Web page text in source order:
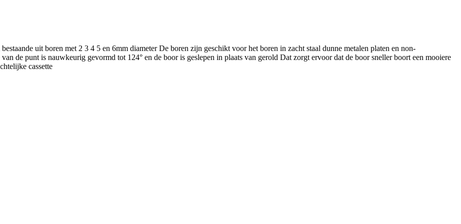
uit boren met 2 3 4 5 en 6mm diameter De boren zijn geschikt voor het boren in zacht staal dunne metalen platen en non-
de punt is nauwkeurig gevormd tot 124° en de boor is geslepen in plaats van gerold Dat zorgt ervoor dat de boor sneller boort een mooiere
cassette